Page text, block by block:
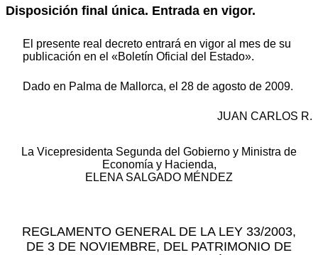
Disposición final única. Entrada en vigor.
El presente real decreto entrará en vigor al mes de su
publicación en el «Boletín Oficial del Estado».
Dado en Palma de Mallorca, el 28 de agosto de 2009.
JUAN CARLOS R.
La Vicepresidenta Segunda del Gobierno y Ministra de
Economía y Hacienda,
ELENA SALGADO MÉNDEZ
REGLAMENTO GENERAL DE LA LEY 33/2003,
DE 3 DE NOVIEMBRE, DEL PATRIMONIO DE